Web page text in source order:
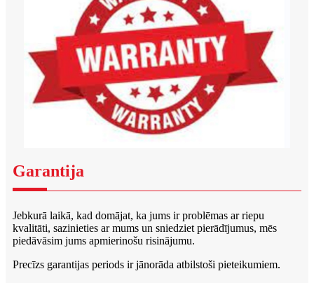
Garantija
Jebkurā laikā, kad domājat, ka jums ir problēmas ar riepu
kvalitāti, sazinieties ar mums un sniedziet pierādījumus, mēs
piedāvāsim jums apmierinošu risinājumu.
Precīzs garantijas periods ir jānorāda atbilstoši pieteikumiem.